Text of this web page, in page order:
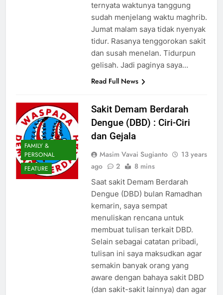
ternyata waktunya tanggung
sudah menjelang waktu maghrib.
Jumat malam saya tidak nyenyak
tidur. Rasanya tenggorokan sakit
dan susah menelan. Tidurpun
gelisah. Jadi paginya saya…
Read Full News
FAMILY &
PERSONAL
FEATURE
Sakit Demam Berdarah
Dengue (DBD) : Ciri-Ciri
dan Gejala
Masim Vavai Sugianto
13 years
ago
2 8 mins
Saat sakit Demam Berdarah
Dengue (DBD) bulan Ramadhan
kemarin, saya sempat
menuliskan rencana untuk
membuat tulisan terkait DBD.
Selain sebagai catatan pribadi,
tulisan ini saya maksudkan agar
semakin banyak orang yang
aware dengan bahaya sakit DBD
(dan sakit-sakit lainnya) dan agar